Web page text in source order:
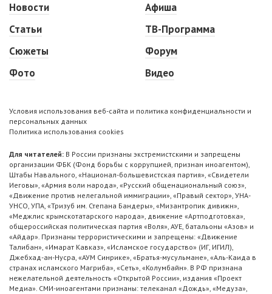
Новости
Статьи
Сюжеты
Фото
Афиша
ТВ-Программа
Форум
Видео
Условия использования веб-сайта и политика конфиденциальности и
персональных данных
Политика использования cookies
Для читателей: В России признаны экстремистскими и запрещены
организации ФБК (Фонд борьбы с коррупцией, признан иноагентом),
Штабы Навального, «Национал-большевистская партия», «Свидетели
Иеговы», «Армия воли народа», «Русский общенациональный союз»,
«Движение против нелегальной иммиграции», «Правый сектор», УНА-
УНСО, УПА, «Тризуб им. Степана Бандеры», «Мизантропик дивижн»,
«Меджлис крымскотатарского народа», движение «Артподготовка»,
общероссийская политическая партия «Воля», АУЕ, батальоны «Азов» и
«Айдар». Признаны террористическими и запрещены: «Движение
Талибан», «Имарат Кавказ», «Исламское государство» (ИГ, ИГИЛ),
Джебхад-ан-Нусра, «АУМ Синрике», «Братья-мусульмане», «Аль-Каида в
странах исламского Магриба», «Сеть», «Колумбайн». В РФ признана
нежелательной деятельность «Открытой России», издания «Проект
Медиа». СМИ-иноагентами признаны: телеканал «Дождь», «Медуза»,